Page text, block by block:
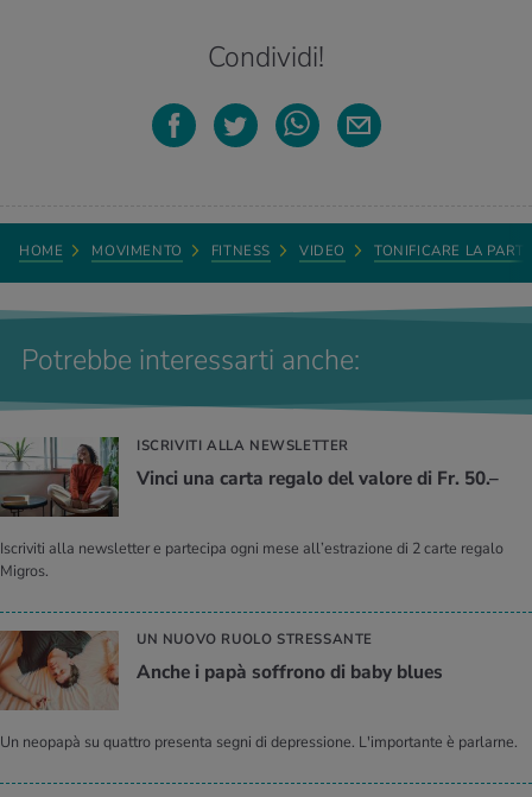
Condividi!
HOME MOVIMENTO FITNESS VIDEO TONIFICARE LA
Potrebbe interessarti anche:
ISCRIVITI ALLA NEWSLETTER
Vinci una carta regalo del valore di Fr. 50.–
Iscriviti alla newsletter e partecipa ogni mese all’estrazione di 2 carte regalo
Migros.
UN NUOVO RUOLO STRESSANTE
Anche i papà soffrono di baby blues
Un neopapà su quattro presenta segni di depressione. L'importante è parlarne.